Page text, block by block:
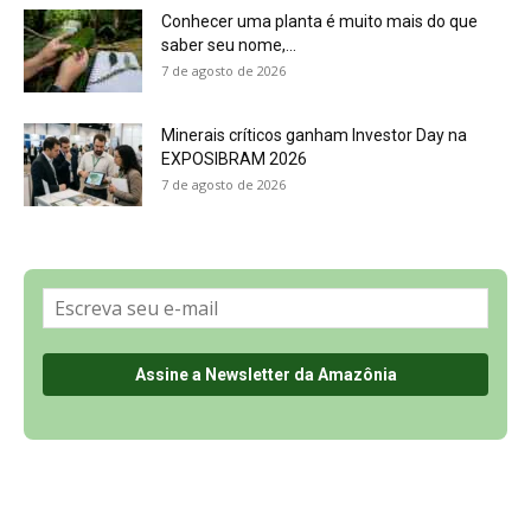
Política de Privacidade, LGPD e RGPD
Últimas Notícias
🌎 Español
©